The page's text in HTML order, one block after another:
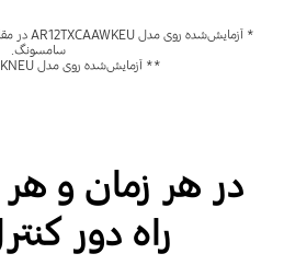
سامسونگ.
** آزمایش‌شده روی مدل AR24TXFCAWKNEU.
در هر زمان و هر
راه دور